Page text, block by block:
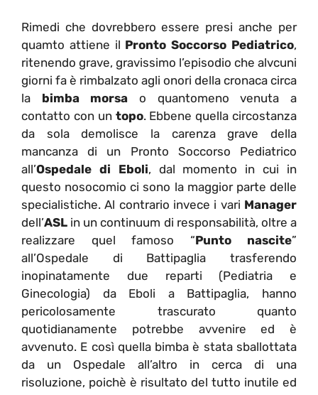
Rimedi che dovrebbero essere presi anche per
quamto attiene il Pronto Soccorso Pediatrico,
ritenendo grave, gravissimo l’episodio che alvcuni
giorni fa è rimbalzato agli onori della cronaca circa
la bimba morsa o quantomeno venuta a
contatto con un topo. Ebbene quella circostanza
da sola demolisce la carenza grave della
mancanza di un Pronto Soccorso Pediatrico
all’Ospedale di Eboli, dal momento in cui in
questo nosocomio ci sono la maggior parte delle
specialistiche. Al contrario invece i vari Manager
dell’ASL in un continuum di responsabilità, oltre a
realizzare quel famoso “Punto nascite”
all’Ospedale di Battipaglia trasferendo
inopinatamente due reparti (Pediatria e
Ginecologia) da Eboli a Battipaglia, hanno
pericolosamente trascurato quanto
quotidianamente potrebbe avvenire ed è
avvenuto. E così quella bimba è stata sballottata
da un Ospedale all’altro in cerca di una
risoluzione, poichè è risultato del tutto inutile ed